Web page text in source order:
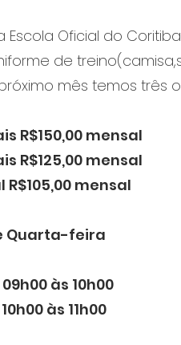
Escola Oficial do
de
mês temos três
R$150,00 mensal
R$125,00 mensal
R$105,00 mensal
Quarta-feira
às 10h00
às 11h00